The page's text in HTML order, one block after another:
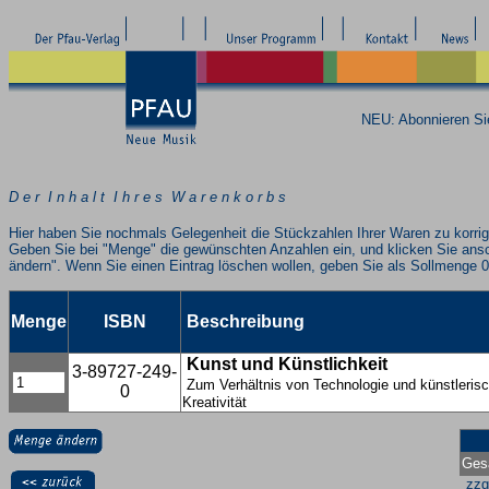
NEU: Abonnieren
D e r I n h a l t I h r e s W a r e n k o r b s
Hier haben Sie nochmals Gelegenheit die Stückzahlen Ihrer Waren zu
Geben Sie bei "Menge" die gewünschten Anzahlen ein, und klicken Sie
ändern". Wenn Sie einen Eintrag löschen wollen, geben Sie als Sollmenge
Menge ISBN Beschreibung
3-89727-249-
0
Kunst und Künstlichkeit
Zum Verhältnis von Technologie und
Kreativität